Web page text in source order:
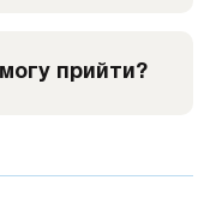
прийти?